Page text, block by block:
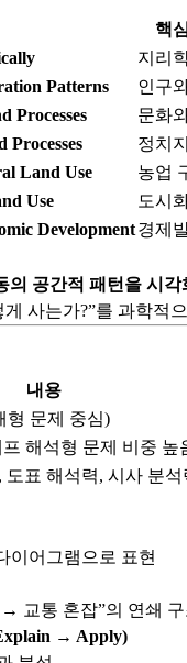
핵
지리
Patterns
인구
Processes
문화
Processes
정치
Land Use
농업
Use
도시
Development경제
의 공간적 패턴을 시
사는가?”를 과학적
내용
형 문제 중심)
해석형 문제 비중 높
도표 해석력, 시사 분석
이어그램으로 표현
교통 혼잡”의 연쇄 구
→ Apply)